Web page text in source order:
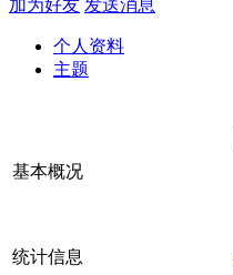
加为好友 发送消息
个人资料
主题
基本概况
统计信息